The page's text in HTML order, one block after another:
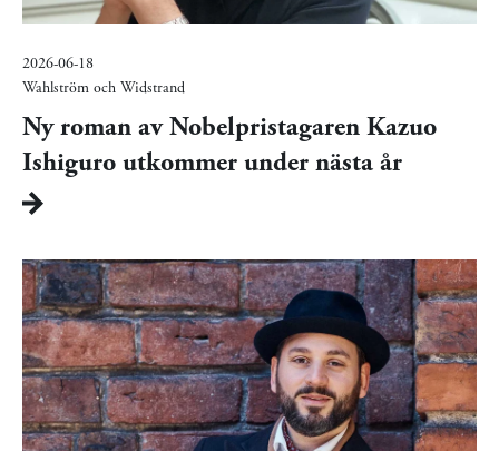
2026-06-18
Wahlström och Widstrand
Ny roman av Nobelpristagaren Kazuo
Ishiguro utkommer under nästa år